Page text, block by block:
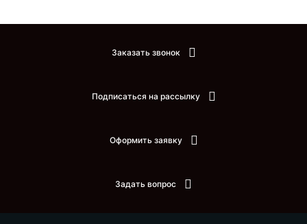
Заказать звонок
Подписаться на рассылку
Оформить заявку
Задать вопрос